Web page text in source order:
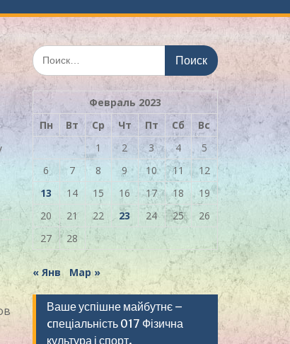
Искать:
Февраль 2023
Пн
Вт Ср Чт Пт Сб
Вс
1
2 3 4
5
6
7 8 9 10 11
12
13
14 15 16 17 18
19
20
21 22 23 24 25
26
27
28
« Янв Мар »
Ваше успішне майбутнє –
cпеціальність 017 Фізична
культура і спорт.